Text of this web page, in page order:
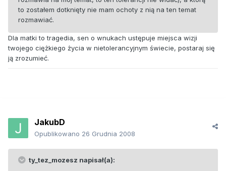
to zostałem dotknięty nie mam ochoty z nią na ten temat
rozmawiać.
Dla matki to tragedia, sen o wnukach ustępuje miejsca wizji
twojego ciężkiego życia w nietolerancyjnym świecie, postaraj się
ją zrozumieć.
JakubD
Opublikowano 26 Grudnia 2008
ty_tez_mozesz napisał(a):